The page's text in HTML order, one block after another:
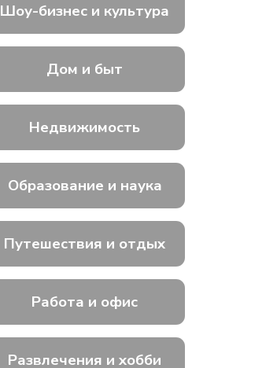
Шоу-бизнес и культура
Дом и быт
Недвижимость
Образование и наука
Путешествия и отдых
Работа и офис
Развлечения и хобби